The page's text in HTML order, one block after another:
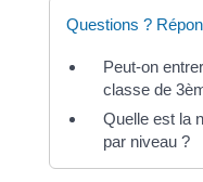
Questions ?
Peut-on
classe de
Quelle est la
par niveau ?